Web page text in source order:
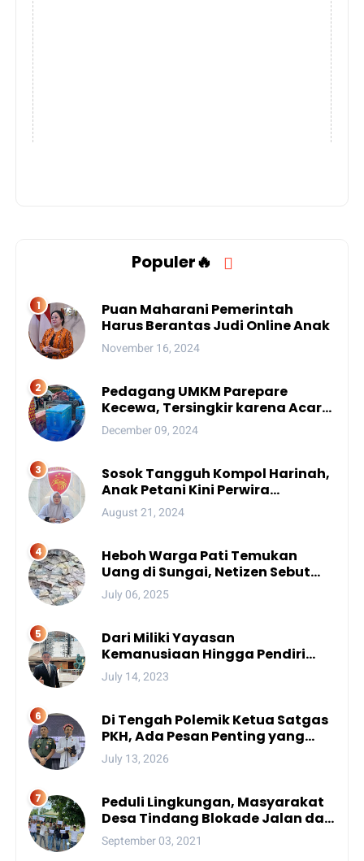
Populer🔥
Puan Maharani Pemerintah
Harus Berantas Judi Online Anak
November 16, 2024
Pedagang UMKM Parepare
Kecewa, Tersingkir karena Acara
Besar
December 09, 2024
Sosok Tangguh Kompol Harinah,
Anak Petani Kini Perwira
Menengah Polda Sulsel
August 21, 2024
Heboh Warga Pati Temukan
Uang di Sungai, Netizen Sebut
Fenomena Aneh
July 06, 2025
Dari Miliki Yayasan
Kemanusiaan Hingga Pendiri
Unhan, Begini Profil Bro Rivai
Putra Sulsel Yang Promosi
July 14, 2023
Di Tengah Polemik Ketua Satgas
PKH, Ada Pesan Penting yang
Ditegaskan ke Publik
July 13, 2026
Peduli Lingkungan, Masyarakat
Desa Tindang Blokade Jalan dan
Lokasi Tambang
September 03, 2021